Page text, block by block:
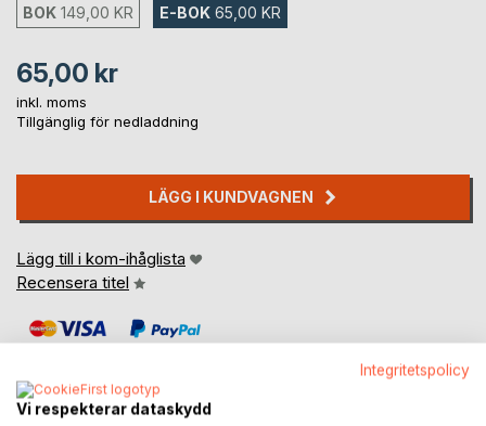
BOK 149,00 KR E-BOK 65,00 KR
65,00 kr
inkl. moms
Tillgänglig för nedladdning
LÄGG I KUNDVAGNEN
Lägg till i kom-ihåglista
Recensera titel
Integritetspolicy
Vi respekterar dataskydd